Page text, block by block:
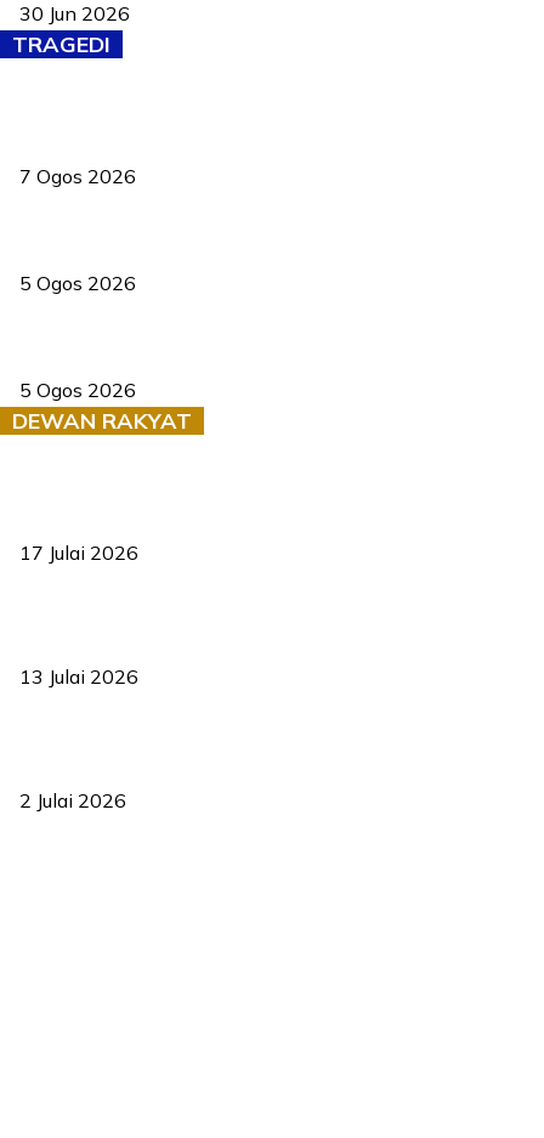
30 Jun 2026
TRAGEDI
7 Ogos 2026
5 Ogos 2026
5 Ogos 2026
DEWAN RAKYAT
17 Julai 2026
13 Julai 2026
2 Julai 2026